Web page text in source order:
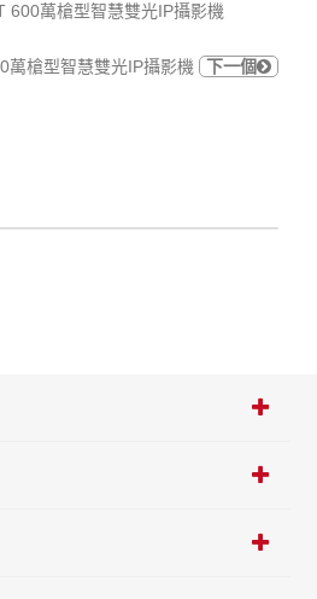
600萬槍型智慧雙光IP攝影機
萬槍型智慧雙光IP攝影機 下一個